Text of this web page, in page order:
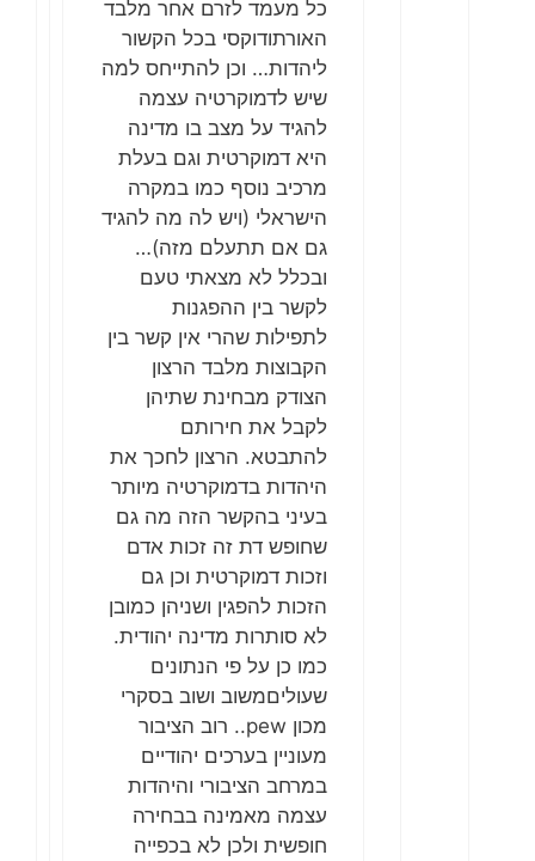
כל מעמד לזרם אחר מלבד
האורתודוקסי בכל הקשור
ליהדות… וכן להתייחס למה
שיש לדמוקרטיה עצמה
להגיד על מצב בו מדינה
היא דמוקרטית וגם בעלת
מרכיב נוסף כמו במקרה
הישראלי (ויש לה מה להגיד
גם אם תתעלם מזה)…
ובכלל לא מצאתי טעם
לקשר בין ההפגנות
לתפילות שהרי אין קשר בין
הקבוצות מלבד הרצון
הצודק מבחינת שתיהן
לקבל את חירותם
להתבטא. הרצון לחכך את
היהדות בדמוקרטיה מיותר
בעיני בהקשר הזה מה גם
שחופש דת זה זכות אדם
וזכות דמוקרטית וכן גם
הזכות להפגין ושניהן כמובן
לא סותרות מדינה יהודית.
כמו כן על פי הנתונים
שעוליםמשוב ושוב בסקרי
מכון pew.. רוב הציבור
מעוניין בערכים יהודיים
במרחב הציבורי והיהדות
עצמה מאמינה בבחירה
חופשית ולכן לא בכפייה